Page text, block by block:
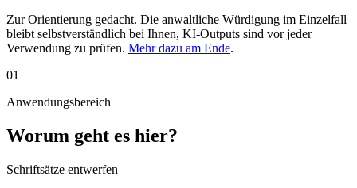
Zur Orientierung gedacht. Die anwaltliche Würdigung im Einzelfall
bleibt selbstverständlich bei Ihnen, KI-Outputs sind vor jeder
Verwendung zu prüfen. Mehr dazu am Ende.
01
Anwendungsbereich
Worum geht es hier?
Schriftsätze entwerfen